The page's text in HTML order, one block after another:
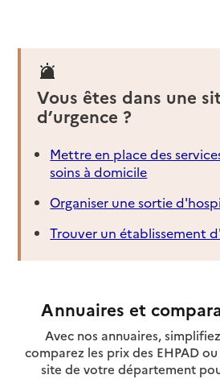
Vous êtes dans une
d’urgence ?
Mettre en place des
soins à domicile
Organiser une sortie
Trouver un établissement
Annuaires et
Avec nos annuaires,
comparez les prix des EHPAD
site de votre département